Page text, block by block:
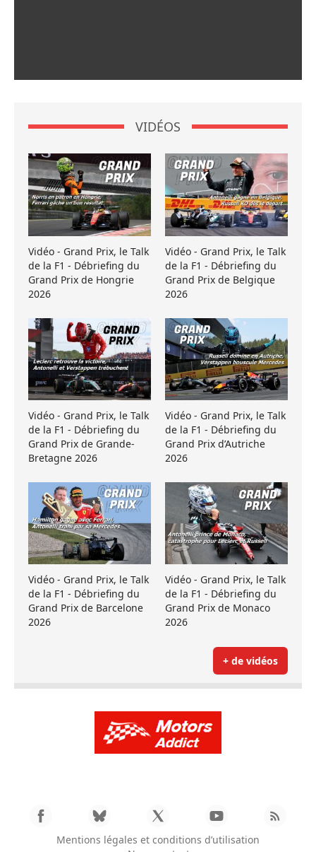
VIDÉOS
Vidéo - Grand Prix, le Talk
de la F1 - Débriefing du
Grand Prix de Hongrie
2026
Vidéo - Grand Prix, le Talk
de la F1 - Débriefing du
Grand Prix de Belgique
2026
Vidéo - Grand Prix, le Talk
de la F1 - Débriefing du
Grand Prix de Grande-
Bretagne 2026
Vidéo - Grand Prix, le Talk
de la F1 - Débriefing du
Grand Prix d’Autriche
2026
Vidéo - Grand Prix, le Talk
de la F1 - Débriefing du
Grand Prix de Barcelone
2026
Vidéo - Grand Prix, le Talk
de la F1 - Débriefing du
Grand Prix de Monaco
2026
+ de vidéos
Mentions légales et conditions d’utilisation